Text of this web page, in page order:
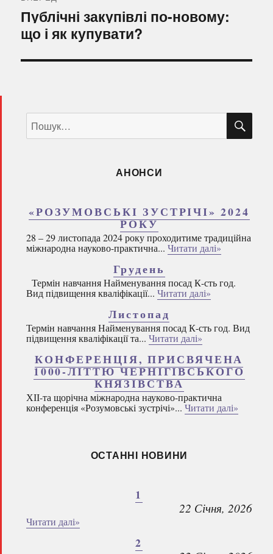
Наступний
запис:
Публічні закупівлі по-новому:
що і як купувати?
за
запитом:
АНОНСИ
«РОЗУМОВСЬКІ ЗУСТРІЧІ» 2024
РОКУ
28 – 29 листопада 2024 року проходитиме традиційна
міжнародна науково-практична... Читати далі»
Грудень
Термін навчання Найменування посад К-сть год.
Вид підвищення кваліфікації... Читати далі»
Листопад
Термін навчання Найменування посад К-сть год. Вид
підвищення кваліфікації та... Читати далі»
КОНФЕРЕНЦІЯ, ПРИСВЯЧЕНА
1000-ЛІТТЮ ЧЕРНІГІВСЬКОГО
КНЯЗІВСТВА
ХІІ-та щорічна міжнародна науково-практична
конференція «Розумовські зустрічі»... Читати далі»
ОСТАННІ НОВИНИ
1
22 Січня, 2026
Читати далі»
2